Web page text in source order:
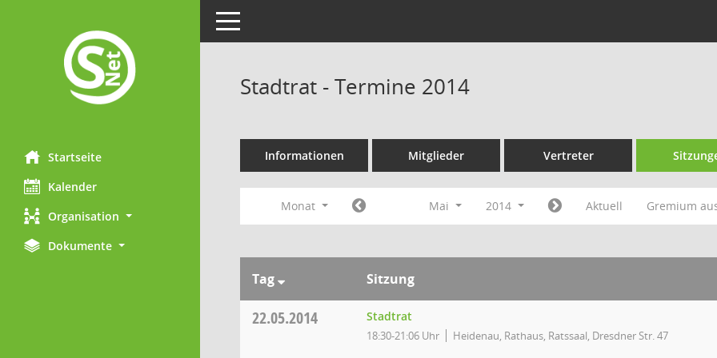
Startseite
Kalender
Organisation
Dokumente
Toggle navigation
Stadtrat - Termine 2014
Informationen Mitglieder Vertreter
Monat Mai 2014 Aktuell Gremium
Tag Sitzung
22.05.2014 Stadtrat
18:30-21:06 Uhr Heidenau, Rathaus, Ratssaal, Dresdner Str. 47